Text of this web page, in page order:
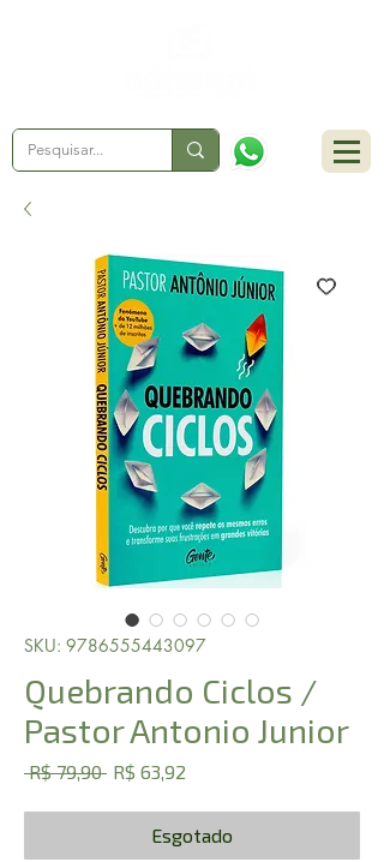
SKU: 9786555443097
Quebrando Ciclos /
Pastor Antonio Junior
R$ 79,90 Preço
R$ 63,92
Esgotado